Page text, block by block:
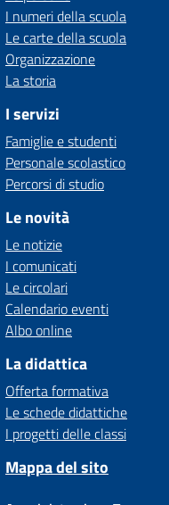
I numeri della scuola
Le carte della scuola
Organizzazione
La storia
I servizi
Famiglie e studenti
Personale scolastico
Percorsi di studio
Le novità
Le notizie
I comunicati
Le circolari
Calendario eventi
Albo online
La didattica
Offerta formativa
Le schede didattiche
I progetti delle classi
Mappa del sito